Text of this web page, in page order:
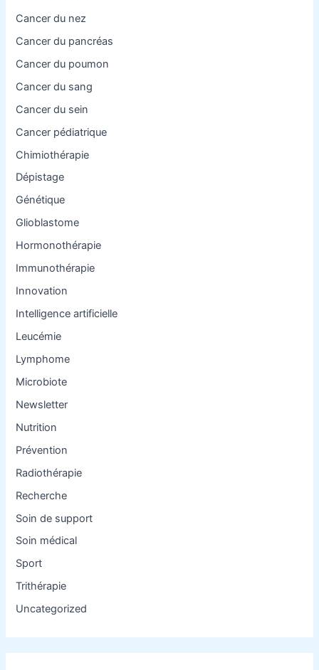
Cancer du nez
Cancer du pancréas
Cancer du poumon
Cancer du sang
Cancer du sein
Cancer pédiatrique
Chimiothérapie
Dépistage
Génétique
Glioblastome
Hormonothérapie
Immunothérapie
Innovation
Intelligence artificielle
Leucémie
Lymphome
Microbiote
Newsletter
Nutrition
Prévention
Radiothérapie
Recherche
Soin de support
Soin médical
Sport
Trithérapie
Uncategorized